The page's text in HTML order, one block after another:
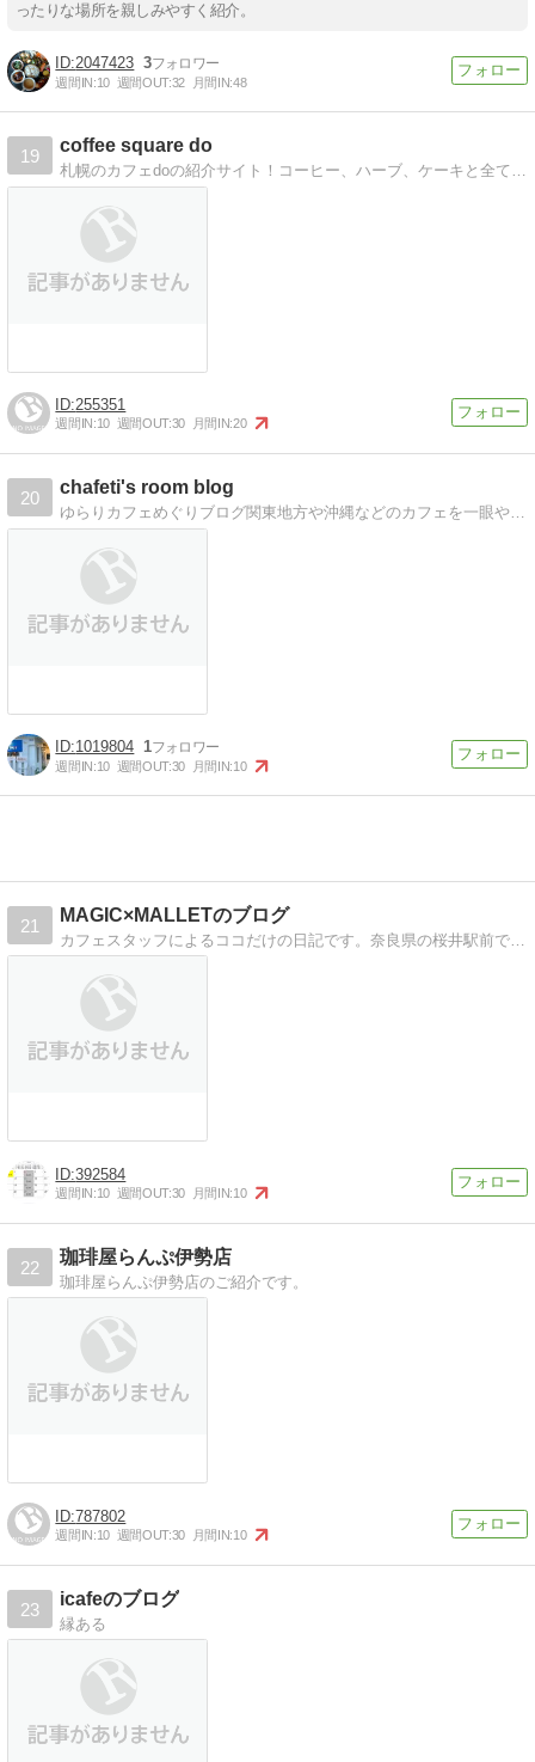
ったりな場所を親しみやすく紹介。
2047423 3
週間IN:10 週間OUT:32 月間IN:48
19
coffee square do
255351
週間IN:10 週間OUT:30 月間IN:20
20
chafeti's room blog
ゆらりカフェめぐりブログ関東地方や沖縄などのカフェを一眼やiPhoneで撮影した写真とともに*
1019804 1
週間IN:10 週間OUT:30 月間IN:10
21
MAGIC×MALLETのブログ
カフェスタッフによるココだけの日記です。奈良県の桜井駅前でオーガニック中心のカフェと雑貨のお店をしています〜是非どうぞ。
392584
週間IN:10 週間OUT:30 月間IN:10
22
珈琲屋らんぷ伊勢店
珈琲屋らんぷ伊勢店のご紹介です。
787802
週間IN:10 週間OUT:30 月間IN:10
23
icafeのブログ
縁ある